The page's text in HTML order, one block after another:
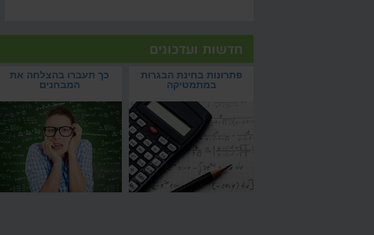
חדשות ועדכונים
כך תעברו בהצלחה את
המבחנים
פתרונות בחינת הבגרות
במתמטיקה
כך תעברו בהצלחה את המבחנים
איך לעבור את תקופת המבחנים
בהצלחה?
פתרונות בחינת הבגרות במתמטיקה
במתמטיקה? הקליקו והשוו